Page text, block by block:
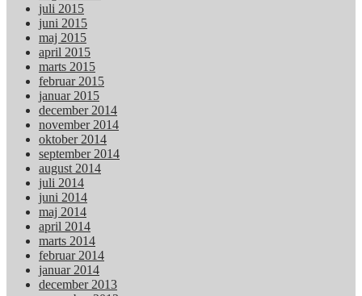
juli 2015
juni 2015
maj 2015
april 2015
marts 2015
februar 2015
januar 2015
december 2014
november 2014
oktober 2014
september 2014
august 2014
juli 2014
juni 2014
maj 2014
april 2014
marts 2014
februar 2014
januar 2014
december 2013